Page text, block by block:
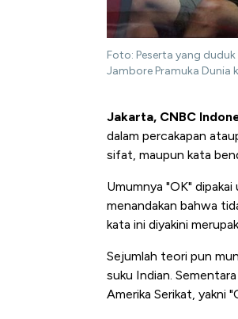
Foto: Peserta yang
Jambore Pramuka Dunia
Jakarta, CNBC
dalam percakapan
sifat, maupun kata
Umumnya "OK"
menandakan bahwa
kata ini diyakini
Sejumlah teori pun
suku Indian.
Amerika Serikat, yakni